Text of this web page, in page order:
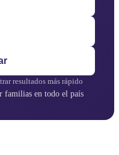
resultados más rápido
familias en todo el país